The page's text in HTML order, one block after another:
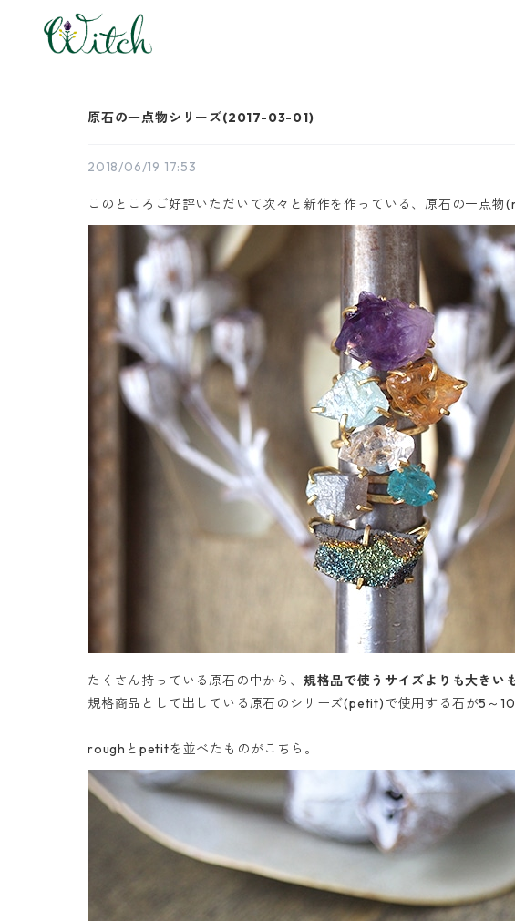
原石の一点物シリーズ(2017-03-01)
2018/06/19 17:53
このところご好評いただいて次々と新作を作っている、原石の一点物
たくさん持っている原石の中から、 規格品で使うサイズよりも大きい
規格商品として出している原石のシリーズ(petit)で使用する石が5～
roughとpetitを並べたものがこちら。